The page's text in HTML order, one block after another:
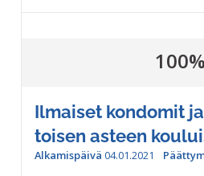
Ilmaiset kondomit
toisen asteen
Alkamispäivä 04.01.2021
100%